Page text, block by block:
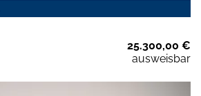
25.300,00 €
ausweisbar